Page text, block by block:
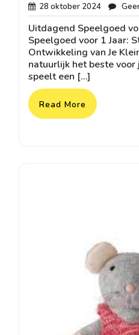
28 oktober 202428
oktober
2024
Uitdagend Speelgoed
Speelgoed voor 1 Jaar:
Ontwikkeling van Je
natuurlijk het beste voor
speelt een […]
Read More